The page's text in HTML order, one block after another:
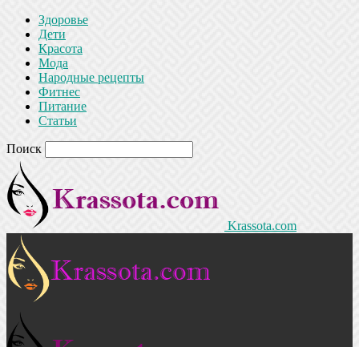
Здоровье
Дети
Красота
Мода
Народные рецепты
Фитнес
Питание
Статьи
Поиск
Krassota.com